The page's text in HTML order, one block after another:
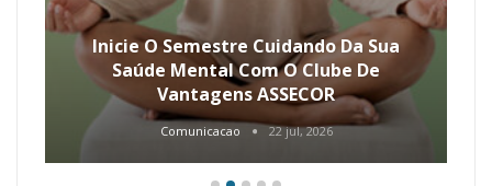
Inicie O Semestre Cuidando Da Sua
Saúde Mental Com O Clube De
Vantagens ASSECOR
Comunicacao 22 jul, 2026